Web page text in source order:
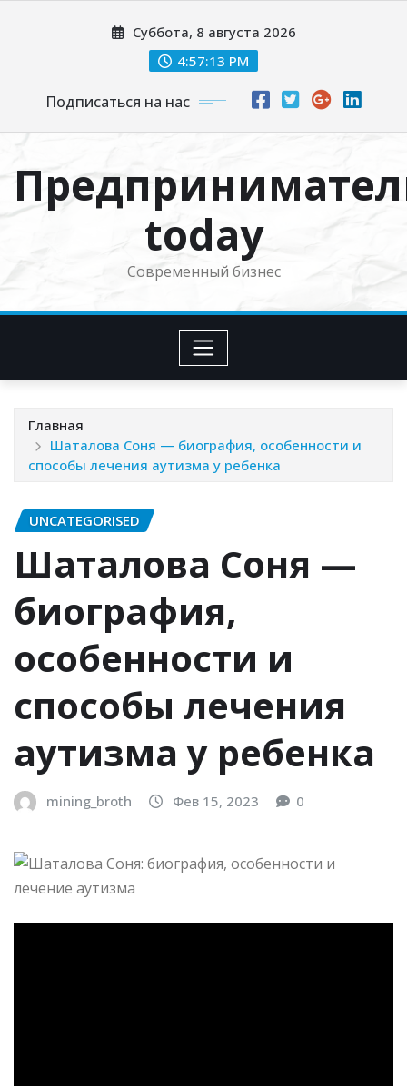
Суббота, 8 августа 2026
4:57:14 PM
Подписаться на нас
today
Современный бизнес
Главная
Шаталова Соня — биография, особенности и
способы лечения аутизма у ребенка
UNCATEGORISED
Шаталова Соня —
биография,
особенности и
способы лечения
аутизма у ребенка
mining_broth Фев 15, 2023 0